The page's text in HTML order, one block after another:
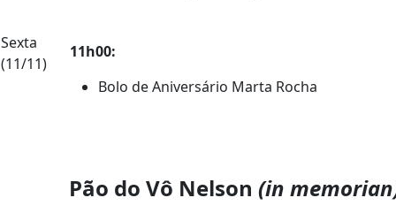
Sexta
(11/11)
11h00:
Bolo de Aniversário Marta Rocha
Pão do Vô Nelson (in